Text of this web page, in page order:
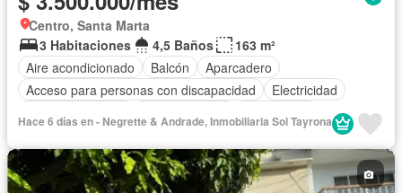
Centro, Santa Marta
3 Habitaciones
4,5 Baños
163 m²
Aire acondicionado
Balcón
Aparcadero
Acceso para personas con discapacidad
Electricidad
Patio
Hace 6 días en - Negrette & Andrade, Inmobiliaria Sol Tayrona